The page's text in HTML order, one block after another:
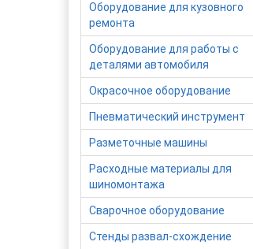
Оборудование для кузовного
ремонта
Оборудование для работы с
деталями автомобиля
Окрасочное оборудование
Пневматический инструмент
Разметочные машины
Расходные материалы для
шиномонтажа
Сварочное оборудование
Стенды развал-схождение